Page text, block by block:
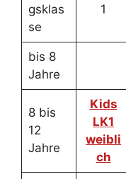
gsklas
se
1
bis 8
Jahre
8 bis
12
Jahre
Kids
LK1
weibli
ch